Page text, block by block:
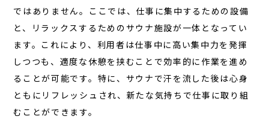
ではありません。ここでは、仕事に集中するための設備
と、リラックスするためのサウナ施設が一体となってい
ます。これにより、利用者は仕事中に高い集中力を発揮
しつつも、適度な休憩を挟むことで効率的に作業を進め
ることが可能です。特に、サウナで汗を流した後は心身
ともにリフレッシュされ、新たな気持ちで仕事に取り組
むことができます。